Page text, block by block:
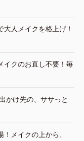
大人メイクを格上げ！
イクのお直し不要！毎
かけ先の、ササっと
メイクの上から、